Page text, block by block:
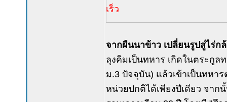
เร็ว
จากผืนนาข้าว เปลี่ยนรูปสู่ไร่ก
ลุงคิมเป็นทหาร เกิดในตระกูล
ม.3 ปัจจุบัน) แล้วเข้าเป็นทหา
หน่วยปกติได้เพียงปีเดียว จาก